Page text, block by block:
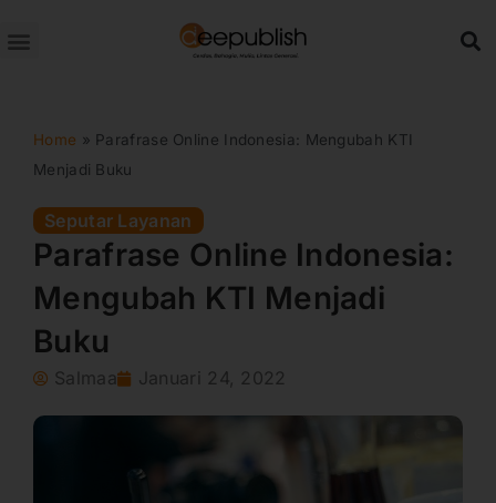
ke
Home » Parafrase Online Indonesia: Mengubah KTI
Menjadi Buku
Seputar Layanan
Parafrase Online Indonesia:
Mengubah KTI Menjadi
Buku
Salmaa Januari 24, 2022